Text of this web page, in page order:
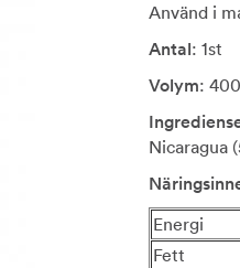
Använd i
Antal: 1st
Volym:
Nicaragua
Energi
Fett